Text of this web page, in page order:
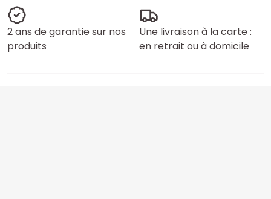
2 ans de garantie sur nos
produits
Une livraison à la carte :
en retrait ou à domicile